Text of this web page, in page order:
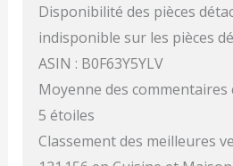
Disponibilité des pièces
indisponible sur les pièces
ASIN : B0F63Y5YLV
Moyenne des commentaires
5 étoiles
Classement des meilleures